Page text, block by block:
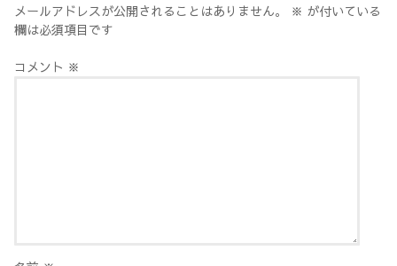
メールアドレスが公開されることはありません。 ※ が付いている
欄は必須項目です
コメント ※